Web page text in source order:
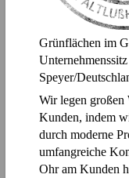
Grünflächen im
Speyer/
Wir legen großen
Kunden, indem
durch moderne
umfangreiche
Ohr am Kunden